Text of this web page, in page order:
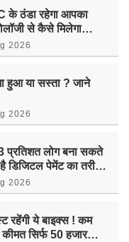
के ठंडा रहेगा आपका
से कैसे मिलेगा
2026
हुआ या सस्ता ? जाने
2026
प्रतिशत लोग बना सकते
डिजिटल पेमेंट का तरीका
2026
रहेंगी ये बाइक्स ! कम
सिर्फ 50 हजार